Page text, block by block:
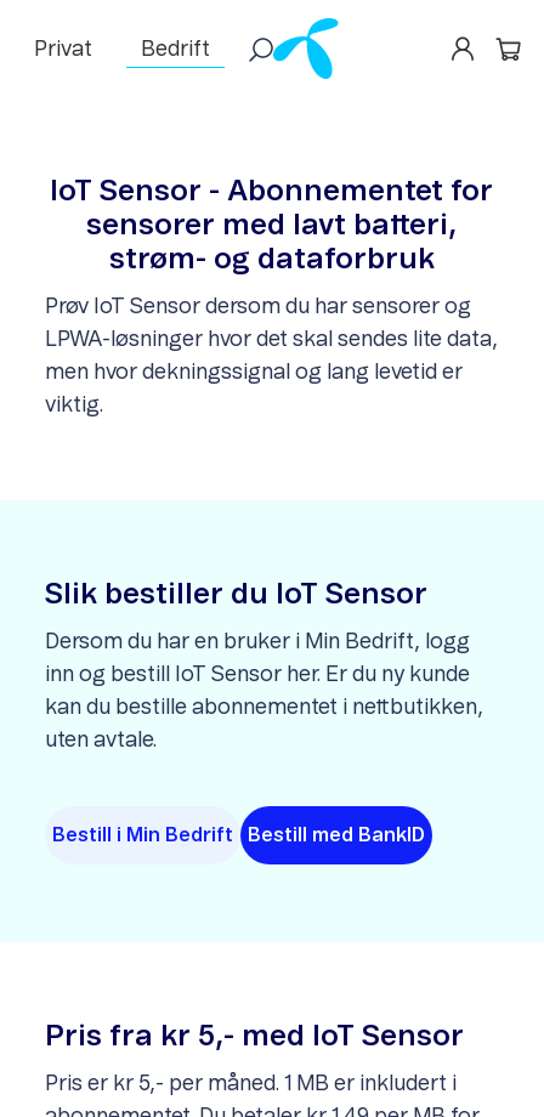
Privat Bedrift
IoT Sensor - Abonnementet for
sensorer med lavt batteri,
strøm- og dataforbruk
Prøv IoT Sensor dersom du har sensorer og
LPWA-løsninger hvor det skal sendes lite data,
men hvor dekningssignal og lang levetid er
viktig.
Slik bestiller du IoT Sensor
Dersom du har en bruker i Min Bedrift, logg
inn og bestill IoT Sensor her. Er du ny kunde
kan du bestille abonnementet i nettbutikken,
uten avtale.
Bestill i Min Bedrift Bestill med BankID
Pris fra kr 5,- med IoT Sensor
Pris er kr 5,- per måned. 1 MB er inkludert i